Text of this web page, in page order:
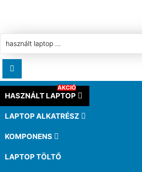
RENDELÉSEK
CÍMEK
HASZNÁLT LAPTOP
AKCIÓ
LAPTOP ALKATRÉSZ
KOMPONENS
LAPTOP TÖLTŐ